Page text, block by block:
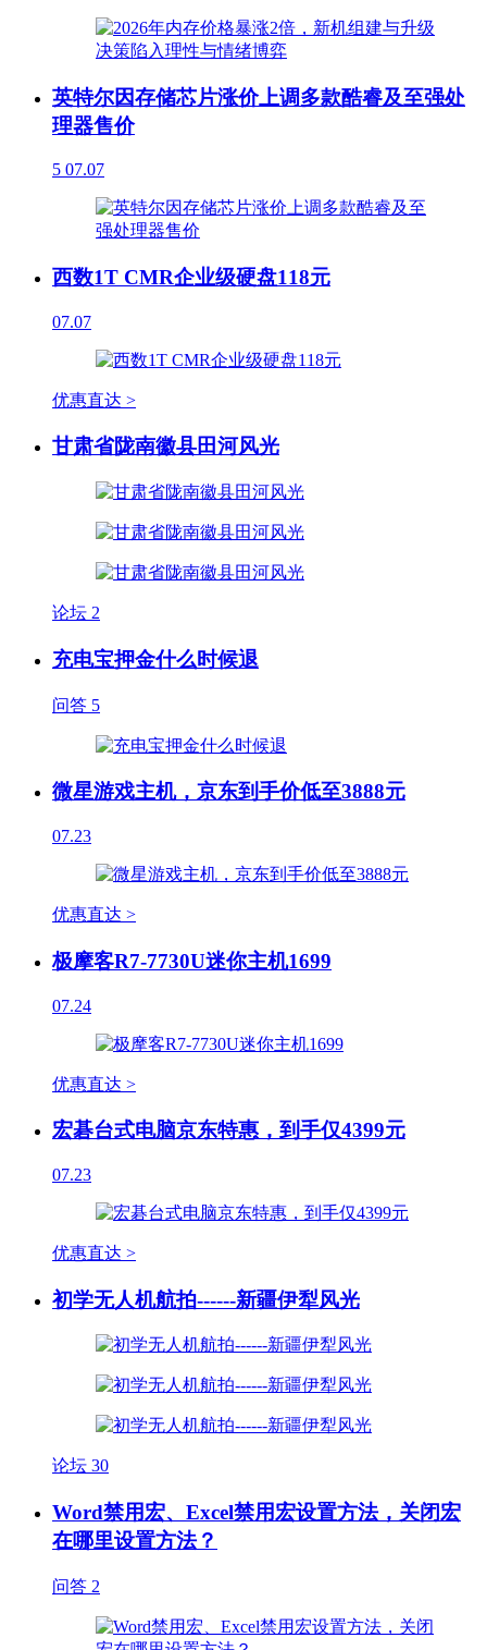
英特尔因存储芯片涨价上调多款酷睿及至强处
理器售价
5 07.07
西数1T CMR企业级硬盘118元
07.07
优惠直达 >
甘肃省陇南徽县田河风光
论坛 2
充电宝押金什么时候退
问答 5
微星游戏主机，京东到手价低至3888元
07.23
优惠直达 >
极摩客R7-7730U迷你主机1699
07.24
优惠直达 >
宏碁台式电脑京东特惠，到手仅4399元
07.23
优惠直达 >
初学无人机航拍------新疆伊犁风光
论坛 30
Word禁用宏、Excel禁用宏设置方法，关闭宏
在哪里设置方法？
问答 2